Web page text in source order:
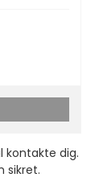
kontakte dig.
sikret.